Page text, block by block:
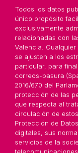
Todos los datos
único propósito
exclusivamente
relacionadas con
Valencia.
se ajusten a los
particular, para
correos-basura
2016/670 del
protección de las
que respecta al
circulación de
Protección de
digitales, sus
servicios de la